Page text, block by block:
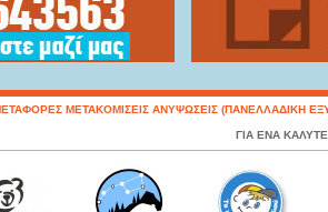
ΜΕΤΑΚΟΜΙΣΕΙΣ ΑΝΥΨΩΣΕΙΣ (ΠΑΝΕΛΛΑΔΙΚΗ
ΓΙΑ ΕΝΑ